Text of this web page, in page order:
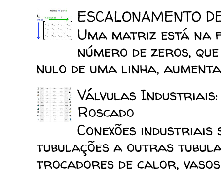
ESCALONAMENTO
Uma matriz está na
número de zeros,
nulo de uma linha,
Válvulas Industriais:
Roscado
Conexões
tubulações a outras
trocadores de calor, vasos